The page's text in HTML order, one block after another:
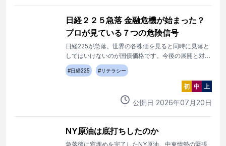
日経２２５急落 金融危機が始まった？
プロが見ている７つの危険信号
日経225が急落。世界の各株価を見ると同時に見落と
してはいけないのが国債価格です。今後の展開と対処
法を解説します。
#日経225 #リテラシー
初 中 上
公開日 2026年07 月 20日
NY原油は底打ちしたのか
急落後に窓埋めを完了したNY原油。中東情勢の緊張